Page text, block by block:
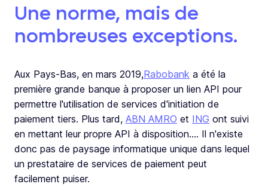
Une norme, mais de
nombreuses exceptions.
Aux Pays-Bas, en mars 2019,Rabobank a été la
première grande banque à proposer un lien API pour
permettre l'utilisation de services d'initiation de
paiement tiers. Plus tard, ABN AMRO et ING ont suivi
en mettant leur propre API à disposition.... Il n'existe
donc pas de paysage informatique unique dans lequel
un prestataire de services de paiement peut
facilement puiser.